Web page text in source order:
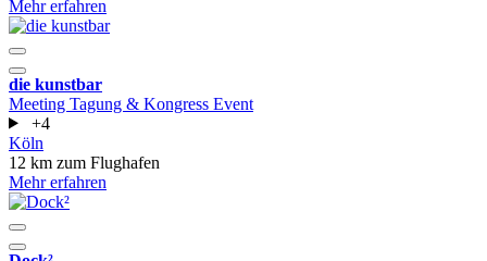
Mehr erfahren
die kunstbar
Meeting Tagung & Kongress Event
+4
Köln
12 km zum Flughafen
Mehr erfahren